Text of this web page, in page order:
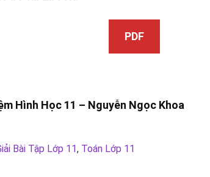
PDF
Hình Học 11 – Nguyễn Ngọc Khoa
Bài Tập Lớp 11, Toán Lớp 11